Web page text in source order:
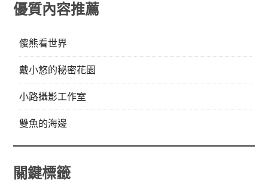
優質內容推薦
傻熊看世界
戴小悠的秘密花園
小路攝影工作室
雙魚的海邊
關鍵標籤